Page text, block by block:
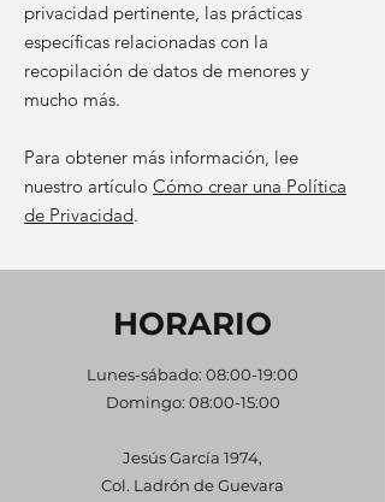
privacidad pertinente, las prácticas
específicas relacionadas con la
recopilación de datos de menores y
mucho más.
Para obtener más información, lee
nuestro artículo Cómo crear una Política
de Privacidad.
HORARIO
Lunes-sábado: 08:00-19:00
Domingo: 08:00-15:00
Jesús García 1974,
Col. Ladrón de Guevara